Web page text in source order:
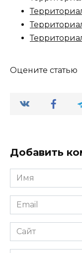
Оцените статью
Добавить
Имя
*
Email
*
Сайт